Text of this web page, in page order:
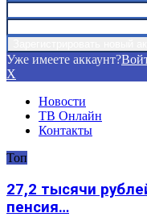
Уже имеете аккаунт?
X
Новости
ТВ Онлайн
Контакты
Топ
27,2 тысячи
пенсия…